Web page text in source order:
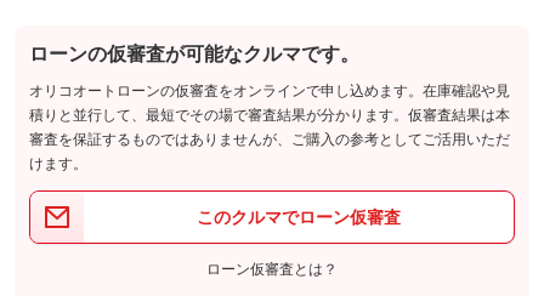
備考 －
パック内容
備考
このパックの見積もり依頼（無料）
車両本体価
格
パック内容
ローンの仮審査が可能なクルマです。
オリコオートローンの仮審査をオンラインで申し込めます。在庫確認や見
積りと並行して、最短でその場で審査結果が分かります。仮審査結果は本
審査を保証するものではありませんが、ご購入の参考としてご活用いただ
けます。
このクルマでローン仮審査
ローン仮審査とは？